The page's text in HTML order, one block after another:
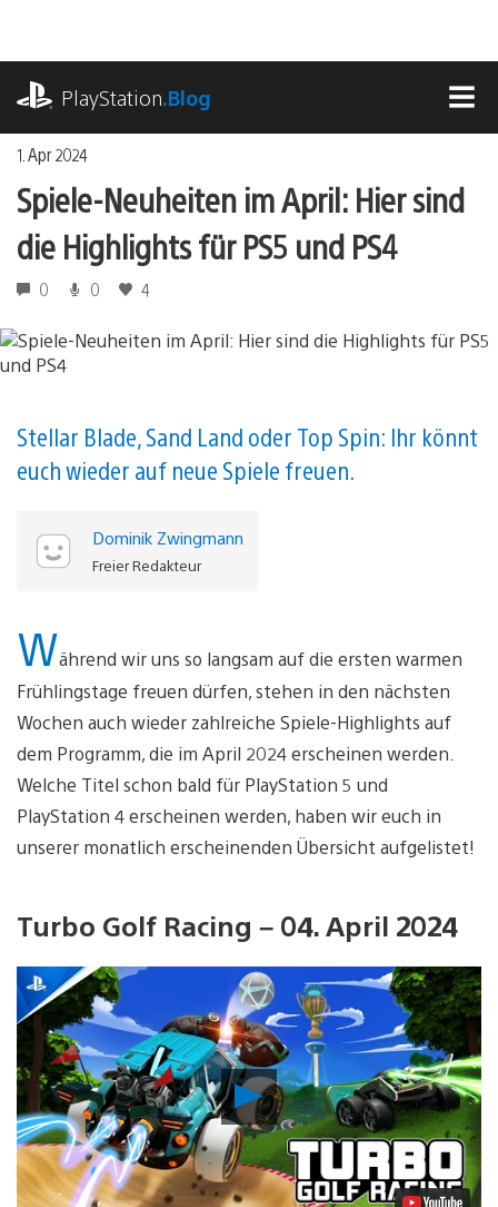
springen
PlayStation.Blog
1. Apr 2024
Spiele-Neuheiten im April: Hier sind
die Highlights für PS5 und PS4
0 0 4
Stellar Blade, Sand Land oder Top Spin: Ihr könnt
euch wieder auf neue Spiele freuen.
Dominik Zwingmann
Freier Redakteur
Während wir uns so langsam auf die ersten warmen
Frühlingstage freuen dürfen, stehen in den nächsten
Wochen auch wieder zahlreiche Spiele-Highlights auf
dem Programm, die im April 2024 erscheinen werden.
Welche Titel schon bald für PlayStation 5 und
PlayStation 4 erscheinen werden, haben wir euch in
unserer monatlich erscheinenden Übersicht aufgelistet!
Turbo Golf Racing – 04. April 2024
Video
abspielen